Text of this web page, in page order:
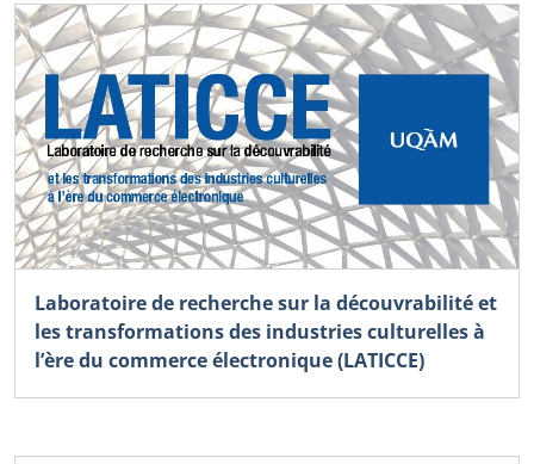
Laboratoire de recherche sur la découvrabilité et
les transformations des industries culturelles à
l’ère du commerce électronique (LATICCE)